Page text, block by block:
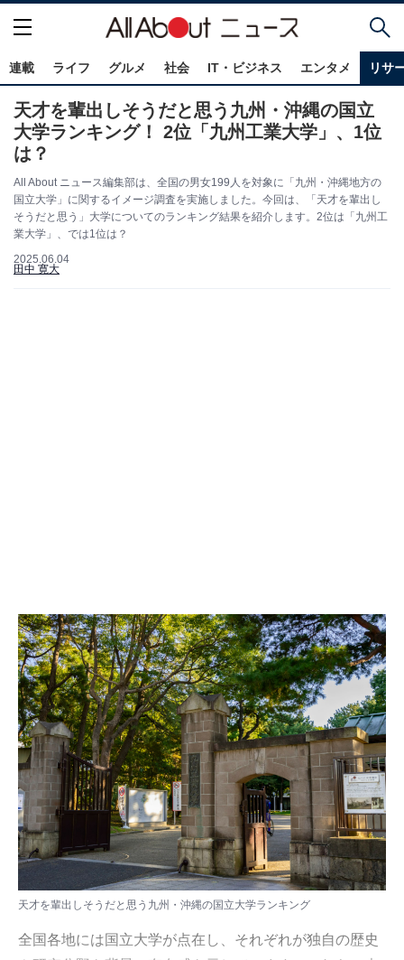
連載 ライフ グルメ 社会 IT・ビジネス エンタメ リサ
天才を輩出しそうだと思う九州・沖縄の国立
大学ランキング！ 2位「九州工業大学」、1位
は？
All About ニュース編集部は、全国の男女199人を対象に「九州・沖縄地方の
国立大学」に関するイメージ調査を実施しました。今回は、「天才を輩出し
そうだと思う」大学についてのランキング結果を紹介します。2位は「九州工
業大学」、では1位は？
2025.06.04
田中 寛大
天才を輩出しそうだと思う九州・沖縄の国立大学ランキング
全国各地には国立大学が点在し、それぞれが独自の歴史